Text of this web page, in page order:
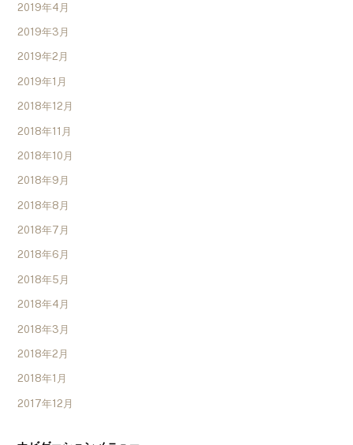
2019年4月
2019年3月
2019年2月
2019年1月
2018年12月
2018年11月
2018年10月
2018年9月
2018年8月
2018年7月
2018年6月
2018年5月
2018年4月
2018年3月
2018年2月
2018年1月
2017年12月